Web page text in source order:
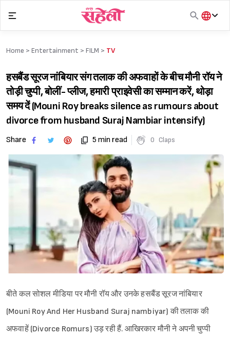
content
हिंदी
Home > Entertainment > FILM > TV
हसबैंड सूरज नांबियार संग तलाक की अफवाहों के बीच मौनी रॉय ने
तोड़ी चुप्पी, बोलीं- प्लीज, हमारी प्राइवेसी का सम्मान करें, थोड़ा
समय दें (Mouni Roy breaks silence as rumours about
divorce from husband Suraj Nambiar intensify)
Share 5 min read 0 Claps
बीते कल सोशल मीडिया पर मौनी रॉय और उनके हसबैंड सूरज नांबियार
(Mouni Roy And Her Husband Suraj nambiyar) की तलाक की
अफवाहें (Divorce Romurs) उड़ रही हैं. आखिरकार मौनी ने अपनी चुप्पी